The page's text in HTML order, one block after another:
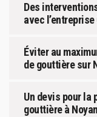
Des
avec l’entreprise
Éviter au
de gouttière sur
Un devis pour la
gouttière à